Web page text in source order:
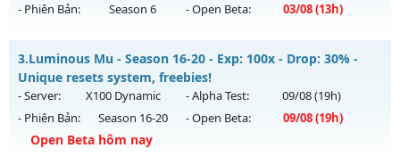
Exp: 300x - Drop: 20%
Thể loại: Mu Nguyên bản Webzen
Antihack: UGK ANTIHACK
- Phiên Bản:
Season 6 - Open Beta: 03/08(13h)
Siêu phẩm SS6 2026 - Free set tân thủ, Đồ họa 60 fps
Mu mới ra tháng 08 2026 - Mở máy chủ
ngày 03/08/2626
Exp: 9999x - Drop: 90%
Kiểu reset: Reset In Game
3.Luminous Mu - Season 16-20 - Exp: 100x - Drop: 30% -
Unique resets system, freebies!
- Server: X100 Dynamic - Alpha Test: 09/08(19h)
- Phiên Bản:
Season 16-20 - Open Beta: 09/08(19h)
Open Beta hôm nay